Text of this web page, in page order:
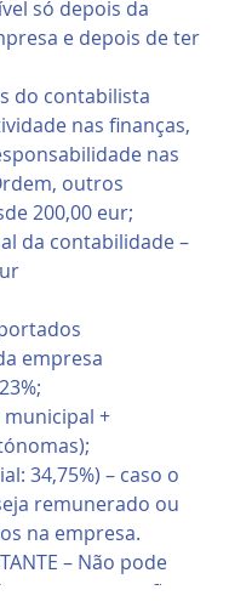
só depois da
e depois de ter
do contabilista
nas finanças,
nas
outros
200,00 eur;
da contabilidade –
empresa
municipal +
34,75%) – caso o
remunerado ou
na empresa.
– Não pode
empresa para fins